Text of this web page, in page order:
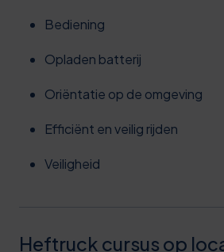
Bediening
Opladen batterij
Oriëntatie op de omgeving
Efficiënt en veilig rijden
Veiligheid
Heftruck cursus op